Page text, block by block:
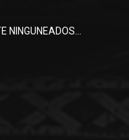
NINGUNEADOS…